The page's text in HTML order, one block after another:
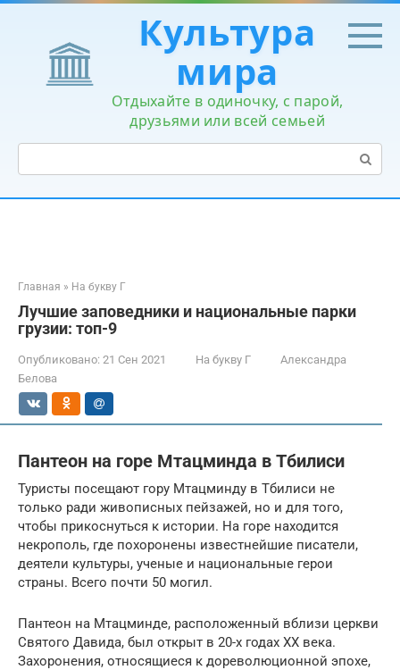
Перейти
контенту
Культура
мира
Отдыхайте в одиночку, с парой,
друзьями или всей семьей
Поиск:
Главная » На букву Г
Лучшие заповедники и национальные парки
грузии: топ-9
Опубликовано: 21 Сен 2021 На букву Г
Александра
Белова
Пантеон на горе Мтацминда в Тбилиси
Туристы посещают гору Мтацминду в Тбилиси не
только ради живописных пейзажей, но и для того,
чтобы прикоснуться к истории. На горе находится
некрополь, где похоронены известнейшие писатели,
деятели культуры, ученые и национальные герои
страны. Всего почти 50 могил.
Пантеон на Мтацминде, расположенный вблизи церкви
Святого Давида, был открыт в 20-х годах XX века.
Захоронения, относящиеся к дореволюционной эпохе,